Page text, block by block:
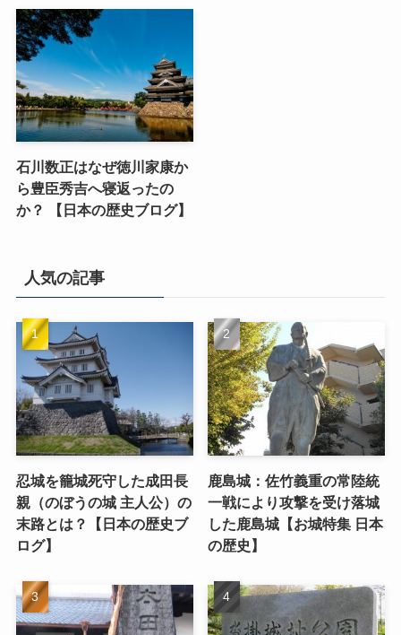
石川数正はなぜ徳川家康か
ら豊臣秀吉へ寝返ったの
か？ 【日本の歴史ブログ】
人気の記事
忍城を籠城死守した成田長
親（のぼうの城 主人公）の
末路とは？【日本の歴史ブ
ログ】
鹿島城：佐竹義重の常陸統
一戦により攻撃を受け落城
した鹿島城【お城特集 日本
の歴史】